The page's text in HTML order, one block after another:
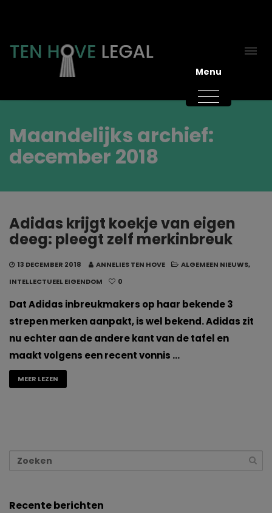
Maandelijks archief:
december 2018
Adidas krijgt koekje van eigen
deeg: pleegt zelf merkinbreuk
13 DECEMBER 2018 ANNELIES TEN HOVE ALGEMEEN NIEUWS,
INTELLECTUEEL EIGENDOM
0
Dat Adidas inbreukmakers op haar bekende 3
strepen merken aanpakt, is wel bekend. Adidas zit
nu echter aan de andere kant van de tafel en
maakt volgens een recent vonnis …
MEER LEZEN
Recente berichten
Menu